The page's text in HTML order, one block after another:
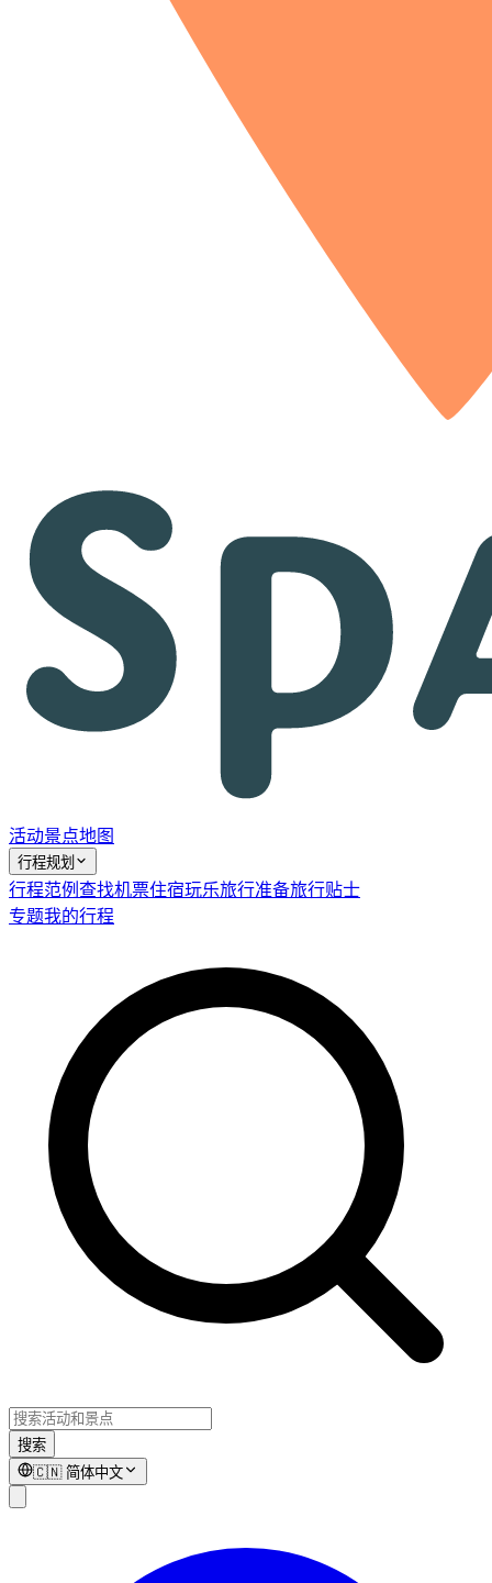
活动景点地图
行程规划
行程范例 查找机票住宿玩乐旅行准备旅行贴士
专题我的行程
搜索
🇨🇳 简体中文